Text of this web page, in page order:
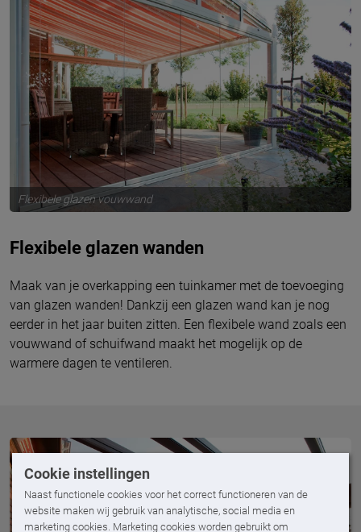
Cookie instellingen
Naast functionele cookies voor het correct functioneren van de
website maken wij gebruik van analytische, social media en
marketing cookies. Marketing cookies worden gebruikt om
Flexibele glazen vouwwand
Flexibele glazen wanden
Maak van je overkapping een tuinkamer met de toevoeging
van glazen wanden! Dankzij een glazen wand kan je nog
eerder in het jaar buiten zitten. Een flexibele wand zoals een
vouwwand of schuifwand maakt het mogelijk op de
warmere dagen te ventileren.